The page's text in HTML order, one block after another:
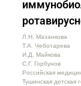
Л.Н. Мазанкова
Т.А. Чеботарева
И.Д. Майкова
С.Г. Горбунов
Российская
Тушинская детская